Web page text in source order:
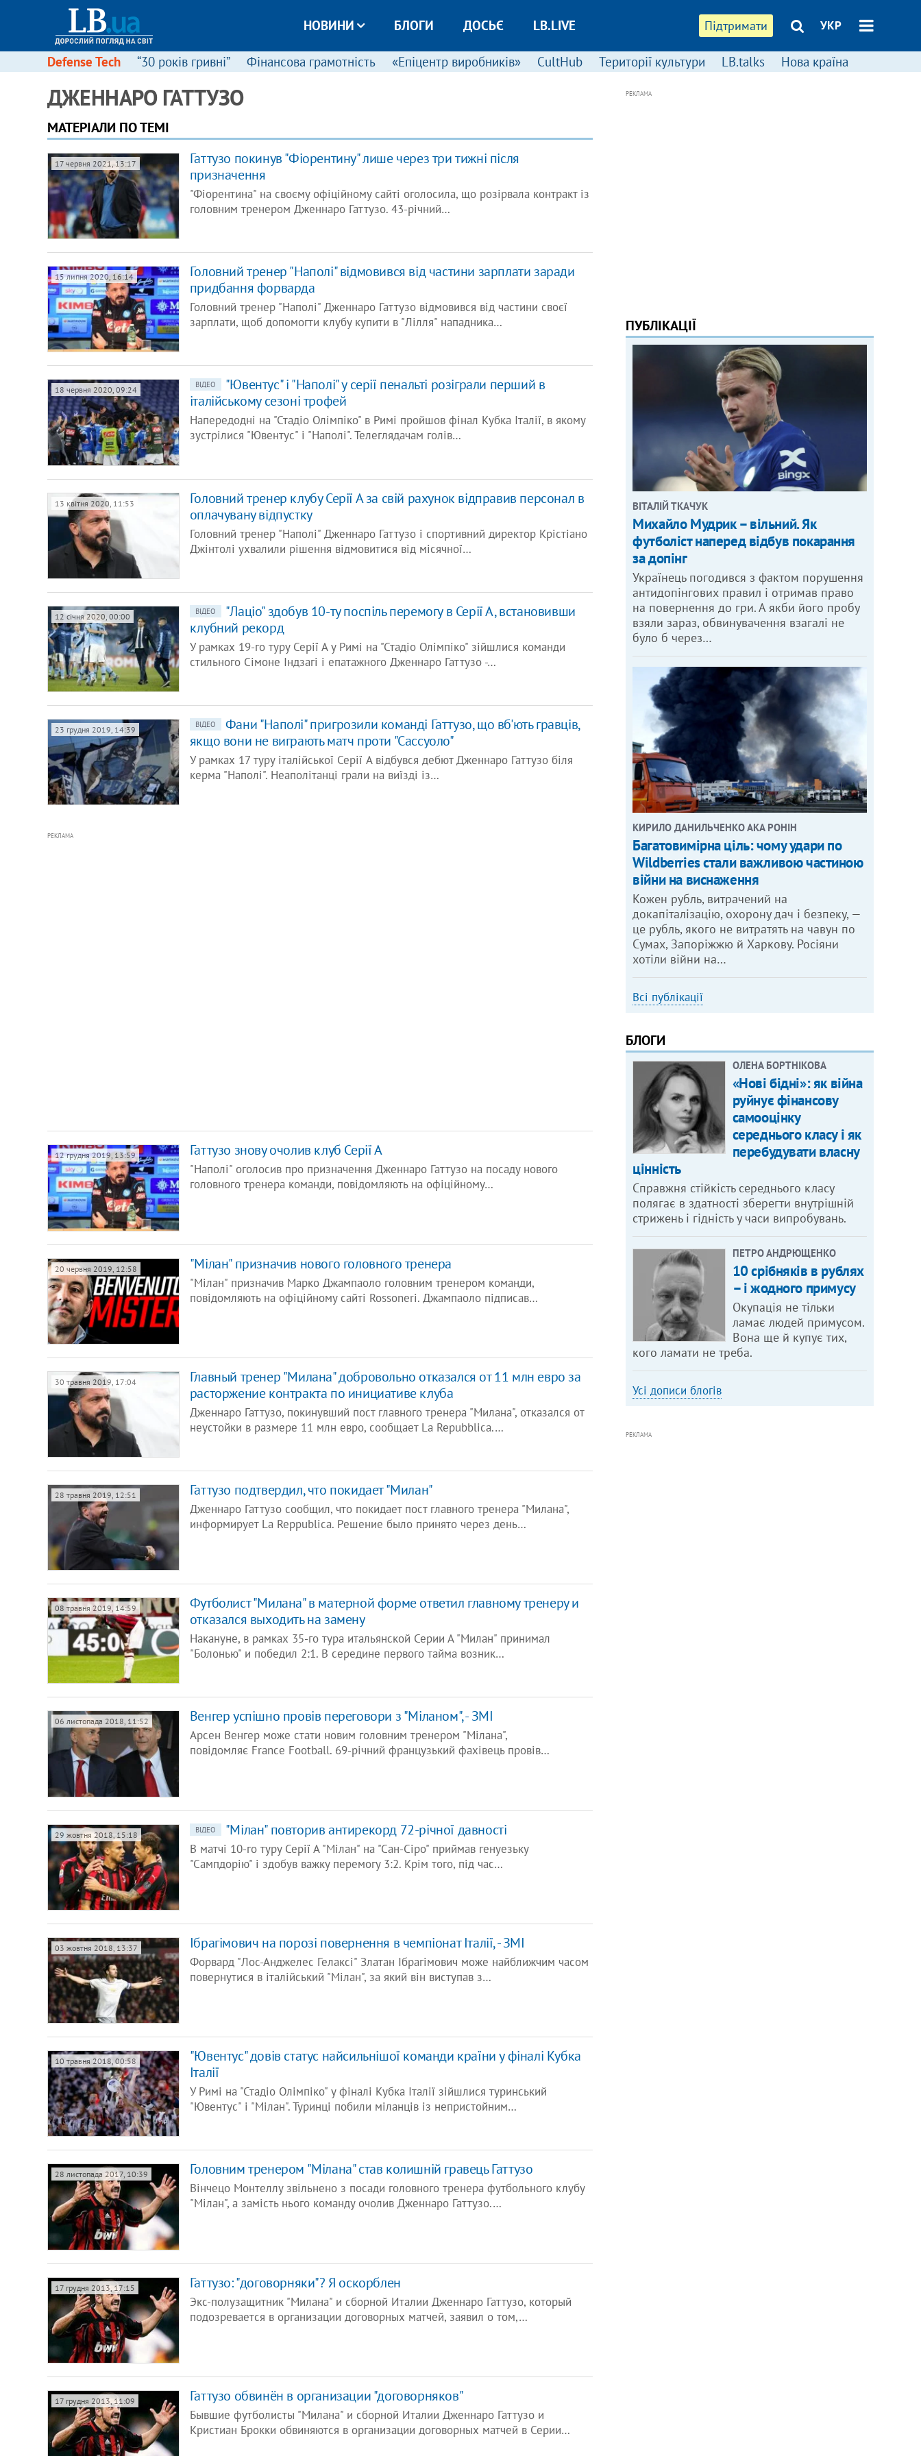
Підтримати УКР
НОВИНИ БЛОГИ ДОСЬЄ LB.LIVE
Defense Tech “30 років гривні” Фінансова грамотність «Епіцентр виробників» CultHub Території культури LB.talks Нова країна
ДЖЕННАРО ГАТТУЗО
МАТЕРІАЛИ ПО ТЕМІ
17 червня 2021, 13:17
Гаттузо покинув "Фіорентину" лише через три тижні після
призначення
"Фіорентина" на своєму офіційному сайті оголосила, що розірвала контракт із
головним тренером Дженнаро Гаттузо. 43-річний…
15 липня 2020, 16:14
Головний тренер "Наполі" відмовився від частини зарплати заради
придбання форварда
Головний тренер "Наполі" Дженнаро Гаттузо відмовився від частини своєї
зарплати, щоб допомогти клубу купити в "Лілля" нападника…
18 червня 2020, 09:24 ВІДЕО
"Ювентус" і "Наполі" у серії пенальті розіграли перший в
італійському сезоні трофей
Напередодні на "Стадіо Олімпіко" в Римі пройшов фінал Кубка Італії, в якому
зустрілися "Ювентус" і "Наполі". Телеглядачам голів…
13 квітня 2020, 11:53
Головний тренер клубу Серії А за свій рахунок відправив персонал в
оплачувану відпустку
Головний тренер "Наполі" Дженнаро Гаттузо і спортивний директор Крістіано
Джінтолі ухвалили рішення відмовитися від місячної…
12 січня 2020, 00:00 ВІДЕО
"Лаціо" здобув 10-ту поспіль перемогу в Серії А, встановивши
клубний рекорд
У рамках 19-го туру Серії А у Римі на "Стадіо Олімпіко" зійшлися команди
стильного Сімоне Індзагі і епатажного Дженнаро Гаттузо -…
23 грудня 2019, 14:39 ВІДЕО
Фани "Наполі" пригрозили команді Гаттузо, що вб'ють гравців,
якщо вони не виграють матч проти "Сассуоло"
У рамках 17 туру італійської Серії A відбувся дебют Дженнаро Гаттузо біля
керма "Наполі". Неаполітанці грали на виїзді із…
РЕКЛАМА
12 грудня 2019, 13:59 Гаттузо знову очолив клуб Серії А
"Наполі" оголосив про призначення Дженнаро Гаттузо на посаду нового
головного тренера команди, повідомляють на офіційному…
20 червня 2019, 12:58 "Мілан" призначив нового головного тренера
"Мілан" призначив Марко Джампаоло головним тренером команди,
повідомляють на офіційному сайті Rossoneri. Джампаоло підписав…
30 травня 2019, 17:04
Главный тренер "Милана" добровольно отказался от 11 млн евро за
расторжение контракта по инициативе клуба
Дженнаро Гаттузо, покинувший пост главного тренера "Милана", отказался от
неустойки в размере 11 млн евро, сообщает La Repubblica.…
28 травня 2019, 12:51 Гаттузо подтвердил, что покидает "Милан"
Дженнаро Гаттузо сообщил, что покидает пост главного тренера "Милана",
информирует La Reppublica. Решение было принято через день…
08 травня 2019, 14:59
Футболист "Милана" в матерной форме ответил главному тренеру и
отказался выходить на замену
Накануне, в рамках 35-го тура итальянской Серии А "Милан" принимал
"Болонью" и победил 2:1. В середине первого тайма возник…
06 листопада 2018, 11:52 Венгер успішно провів переговори з "Міланом", - ЗМІ
Арсен Венгер може стати новим головним тренером "Мілана",
повідомляє France Football. 69-річний французький фахівець провів…
29 жовтня 2018, 15:18 ВІДЕО "Мілан" повторив антирекорд 72-річної давності
В матчі 10-го туру Серії А "Мілан" на "Сан-Сіро" приймав генуезьку
"Сампдорію" і здобув важку перемогу 3:2. Крім того, під час…
03 жовтня 2018, 13:37 Ібрагімович на порозі повернення в чемпіонат Італії, - ЗМІ
Форвард "Лос-Анджелес Гелаксі" Златан Ібрагімович може найближчим часом
повернутися в італійський "Мілан", за який він виступав з…
10 травня 2018, 00:58
"Ювентус" довів статус найсильнішої команди країни у фіналі Кубка
Італії
У Римі на "Стадіо Олімпіко" у фіналі Кубка Італії зійшлися туринський
"Ювентус" і "Мілан". Туринці побили міланців із непристойним…
28 листопада 2017, 10:39 Головним тренером "Мілана" став колишній гравець Гаттузо
Вінчецо Монтеллу звільнено з посади головного тренера футбольного клубу
"Мілан", а замість нього команду очолив Дженнаро Гаттузо.…
17 грудня 2013, 17:15 Гаттузо: "договорняки"? Я оскорблен
Экс-полузащитник "Милана" и сборной Италии Дженнаро Гаттузо, который
подозревается в организации договорных матчей, заявил о том,…
17 грудня 2013, 11:09 Гаттузо обвинён в организации "договорняков"
Бывшие футболисты "Милана" и сборной Италии Дженнаро Гаттузо и
Кристиан Брокки обвиняются в организации договорных матчей в Серии…
РЕКЛАМА
ПУБЛІКАЦІЇ
ВІТАЛІЙ ТКАЧУК
Михайло Мудрик – вільний. Як
футболіст наперед відбув покарання
за допінг
Українець погодився з фактом порушення
антидопінгових правил і отримав право
на повернення до гри. А якби його пробу
взяли зараз, обвинувачення взагалі не
було б через…
КИРИЛО ДАНИЛЬЧЕНКО АКА РОНІН
Багатовимірна ціль: чому удари по
Wildberries стали важливою частиною
війни на виснаження
Кожен рубль, витрачений на
докапіталізацію, охорону дач і безпеку, —
це рубль, якого не витратять на чавун по
Сумах, Запоріжжю й Харкову. Росіяни
хотіли війни на…
Всі публікації
БЛОГИ
ОЛЕНА БОРТНІКОВА
«Нові бідні»: як війна
руйнує фінансову
самооцінку
середнього класу і як
перебудувати власну
цінність
Справжня стійкість середнього класу
полягає в здатності зберегти внутрішній
стрижень і гідність у часи випробувань.
ПЕТРО АНДРЮЩЕНКО
10 срібняків в рублях
– і жодного примусу
Окупація не тільки
ламає людей примусом.
Вона ще й купує тих,
кого ламати не треба.
Усі дописи блогів
РЕКЛАМА